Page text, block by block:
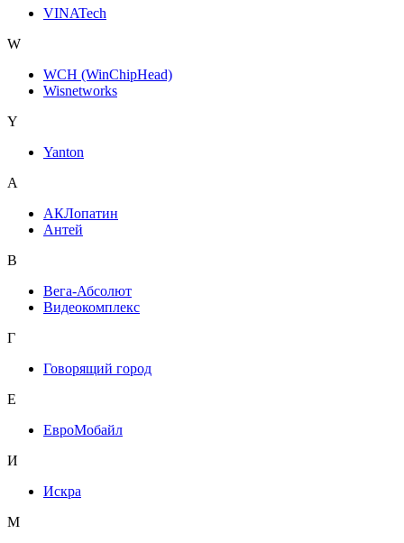
VINATech
W
WCH (WinChipHead)
Wisnetworks
Y
Yanton
А
АКЛопатин
Антей
В
Вега-Абсолют
Видеокомплекс
Г
Говорящий город
Е
ЕвроМобайл
И
Искра
М